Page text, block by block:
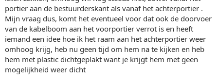
portier aan de bestuurderskant als vanaf het achterportier .
Mijn vraag dus, komt het eventueel voor dat ook de doorvoer
van de kabelboom aan het voorportier verrot is en heeft
iemand een idee hoe ik het raam aan het achterportier weer
omhoog krijg, heb nu geen tijd om hem na te kijken en heb
hem met plastic dichtgeplakt want je krijgt hem met geen
mogelijkheid weer dicht